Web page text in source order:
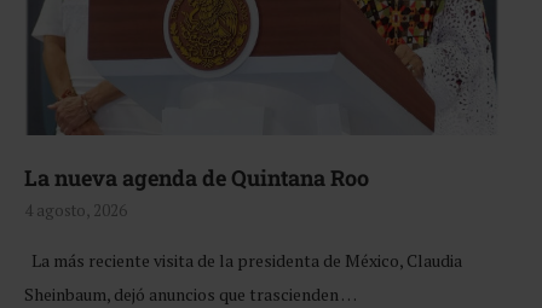
La nueva agenda de Quintana Roo
4 agosto, 2026
La más reciente visita de la presidenta de México, Claudia
Sheinbaum, dejó anuncios que trascienden …